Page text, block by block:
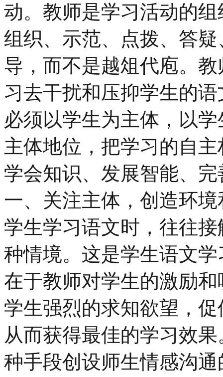
动。教师是学习活动的
组织、示范、点拨、答
导，而不是越俎代庖。
习去干扰和压抑学生的
必须以学生为主体，以
主体地位，把学习的自
学会知识、发展智能、
一、关注主体，创造环境
学生学习语文时，往往
种情境。这是学生语文
在于教师对学生的激励
学生强烈的求知欲望，
从而获得最佳的学习效
种手段创设师生情感沟